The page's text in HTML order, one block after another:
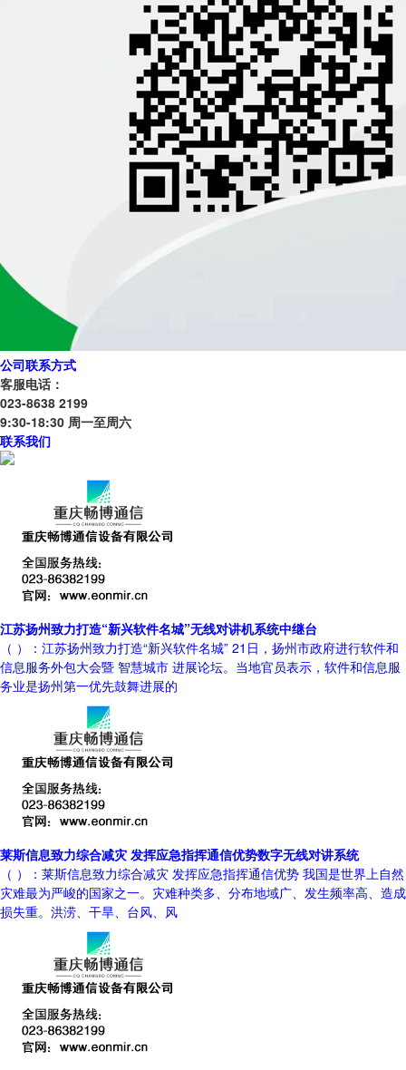
公司联系方式
客服电话：
023-8638 2199
9:30-18:30 周一至周六
联系我们
江苏扬州致力打造“新兴软件名城”无线对讲机系统中继台
（ ）：江苏扬州致力打造“新兴软件名城” 21日，扬州市政府进行软件和
信息服务外包大会暨 智慧城市 进展论坛。当地官员表示，软件和信息服
务业是扬州第一优先鼓舞进展的
莱斯信息致力综合减灾 发挥应急指挥通信优势数字无线对讲系统
（ ）：莱斯信息致力综合减灾 发挥应急指挥通信优势 我国是世界上自然
灾难最为严峻的国家之一。灾难种类多、分布地域广、发生频率高、造成
损失重。洪涝、干旱、台风、风